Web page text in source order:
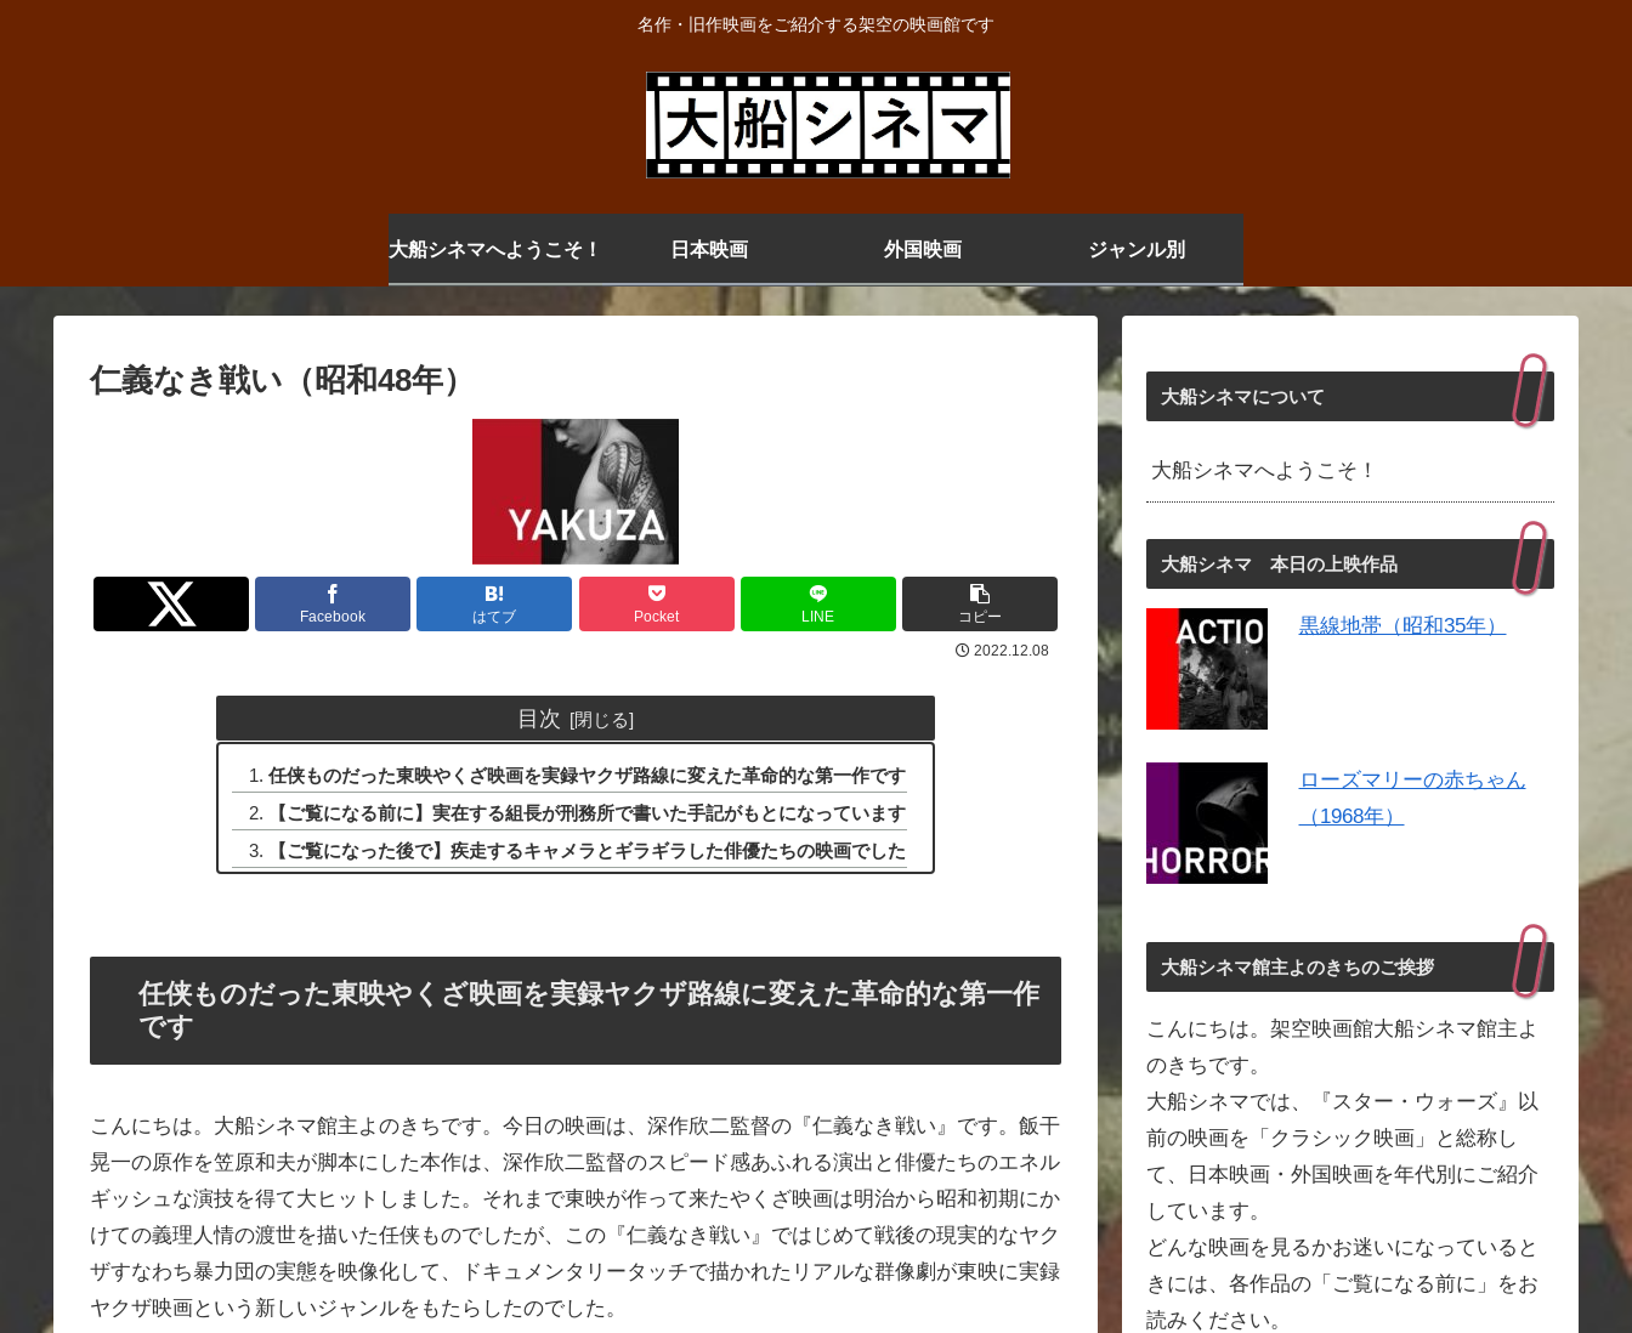
名作・旧作映画をご紹介する架空の映画館です
大船シネマへようこそ！ 日本映画 外国映画 ジャンル別
仁義なき戦い（昭和48年）
Twitter
Facebook はてブ Pocket LINE
コピー
2022.12.08
目次
任侠ものだった東映やくざ映画を実録ヤクザ路線に変えた革命的な第一作です
【ご覧になる前に】実在する組長が刑務所で書いた手記がもとになっています
【ご覧になった後で】疾走するキャメラとギラギラした俳優たちの映画でした
任侠ものだった東映やくざ映画を実録ヤクザ路線に変えた革命的な第一作
です
こんにちは。大船シネマ館主よのきちです。今日の映画は、深作欣二監督の『仁義なき戦い』です。飯干
晃一の原作を笠原和夫が脚本にした本作は、深作欣二監督のスピード感あふれる演出と俳優たちのエネル
ギッシュな演技を得て大ヒットしました。それまで東映が作って来たやくざ映画は明治から昭和初期にか
けての義理人情の渡世を描いた任侠ものでしたが、この『仁義なき戦い』ではじめて戦後の現実的なヤク
ザすなわち暴力団の実態を映像化して、ドキュメンタリータッチで描かれたリアルな群像劇が東映に実録
ヤクザ映画という新しいジャンルをもたらしたのでした。
大船シネマについて
大船シネマへようこそ！
大船シネマ 本日の上映作品
黒線地帯（昭和35年）
ローズマリーの赤ちゃん
（1968年）
大船シネマ館主よのきちのご挨拶
こんにちは。架空映画館大船シネマ館主よ
のきちです。
大船シネマでは、『スター・ウォーズ』以
前の映画を「クラシック映画」と総称し
て、日本映画・外国映画を年代別にご紹介
しています。
どんな映画を見るかお迷いになっていると
きには、各作品の「ご覧になる前に」をお
読みください。